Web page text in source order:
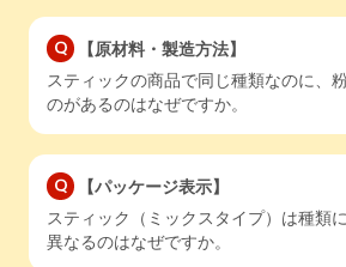
【原材料・製造方法】
スティックの商品で同じ種類なのに、
のがあるのはなぜですか。
【パッケージ表示】
スティック（ミックスタイプ）は種類
異なるのはなぜですか。